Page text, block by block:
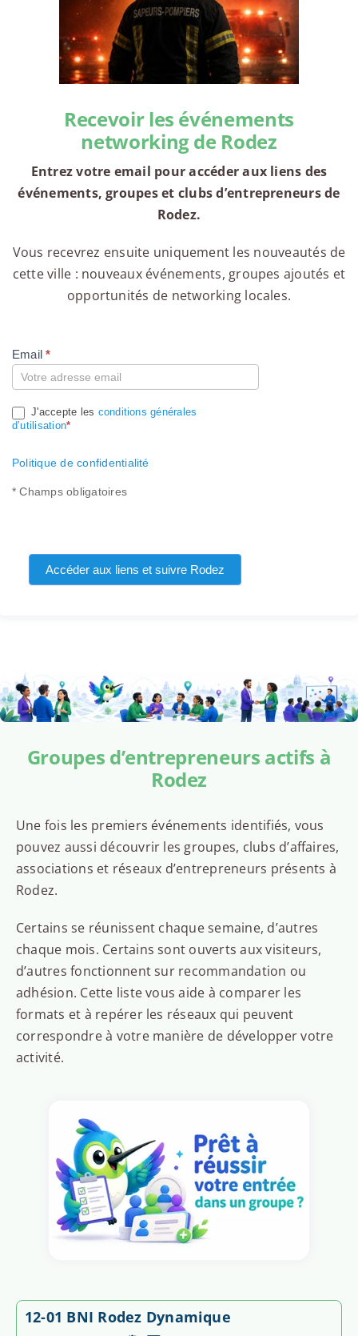
Recevoir les événements
networking de Rodez
Entrez votre email pour accéder aux liens des
événements, groupes et clubs d’entrepreneurs de
Rodez.
Vous recevrez ensuite uniquement les nouveautés de
cette ville : nouveaux événements, groupes ajoutés et
opportunités de networking locales.
Compte
Email*
J'accepte les conditions générales
d’utilisation*
Politique de confidentialité
* Champs obligatoires
Accéder aux liens et suivre Rodez
Groupes d’entrepreneurs actifs à
Rodez
Une fois les premiers événements identifiés, vous
pouvez aussi découvrir les groupes, clubs d’affaires,
associations et réseaux d’entrepreneurs présents à
Rodez.
Certains se réunissent chaque semaine, d’autres
chaque mois. Certains sont ouverts aux visiteurs,
d’autres fonctionnent sur recommandation ou
adhésion. Cette liste vous aide à comparer les
formats et à repérer les réseaux qui peuvent
correspondre à votre manière de développer votre
activité.
12-01 BNI Rodez Dynamique